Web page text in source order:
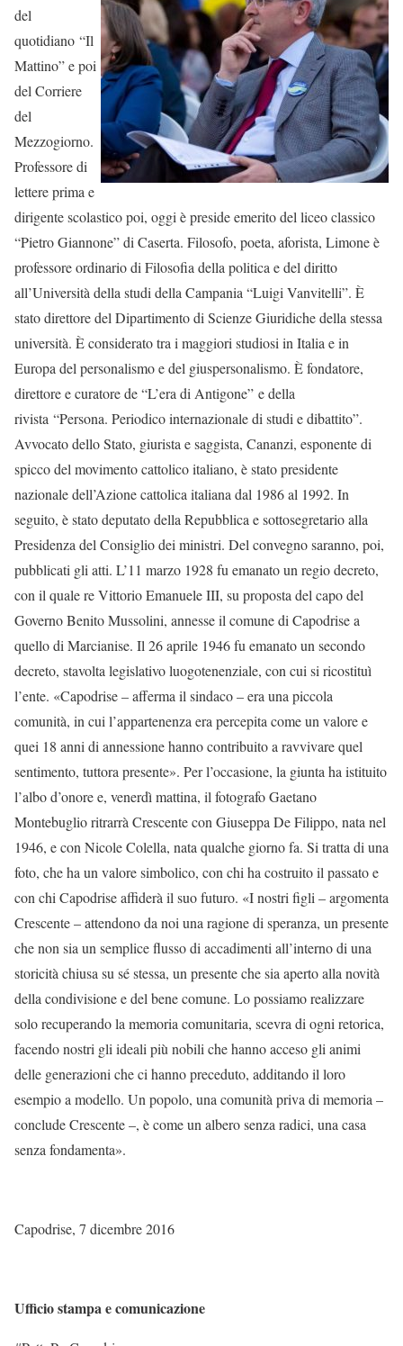
del
quotidiano “Il
Mattino” e poi
del Corriere
del
Mezzogiorno.
Professore di
lettere prima e
dirigente scolastico poi, oggi è preside emerito del liceo classico
“Pietro Giannone” di Caserta. Filosofo, poeta, aforista, Limone è
professore ordinario di Filosofia della politica e del diritto
all’Università della studi della Campania “Luigi Vanvitelli”. È
stato direttore del Dipartimento di Scienze Giuridiche della stessa
università. È considerato tra i maggiori studiosi in Italia e in
Europa del personalismo e del giuspersonalismo. È fondatore,
direttore e curatore de “L’era di Antigone” e della
rivista “Persona. Periodico internazionale di studi e dibattito”.
Avvocato dello Stato, giurista e saggista, Cananzi, esponente di
spicco del movimento cattolico italiano, è stato presidente
nazionale dell’Azione cattolica italiana dal 1986 al 1992. In
seguito, è stato deputato della Repubblica e sottosegretario alla
Presidenza del Consiglio dei ministri. Del convegno saranno, poi,
pubblicati gli atti. L’11 marzo 1928 fu emanato un regio decreto,
con il quale re Vittorio Emanuele III, su proposta del capo del
Governo Benito Mussolini, annesse il comune di Capodrise a
quello di Marcianise. Il 26 aprile 1946 fu emanato un secondo
decreto, stavolta legislativo luogotenenziale, con cui si ricostituì
l’ente. «Capodrise – afferma il sindaco – era una piccola
comunità, in cui l’appartenenza era percepita come un valore e
quei 18 anni di annessione hanno contribuito a ravvivare quel
sentimento, tuttora presente». Per l’occasione, la giunta ha istituito
l’albo d’onore e, venerdì mattina, il fotografo Gaetano
Montebuglio ritrarrà Crescente con Giuseppa De Filippo, nata nel
1946, e con Nicole Colella, nata qualche giorno fa. Si tratta di una
foto, che ha un valore simbolico, con chi ha costruito il passato e
con chi Capodrise affiderà il suo futuro. «I nostri figli – argomenta
Crescente – attendono da noi una ragione di speranza, un presente
che non sia un semplice flusso di accadimenti all’interno di una
storicità chiusa su sé stessa, un presente che sia aperto alla novità
della condivisione e del bene comune. Lo possiamo realizzare
solo recuperando la memoria comunitaria, scevra di ogni retorica,
facendo nostri gli ideali più nobili che hanno acceso gli animi
delle generazioni che ci hanno preceduto, additando il loro
esempio a modello. Un popolo, una comunità priva di memoria –
conclude Crescente –, è come un albero senza radici, una casa
senza fondamenta».
Capodrise, 7 dicembre 2016
Ufficio stampa e comunicazione